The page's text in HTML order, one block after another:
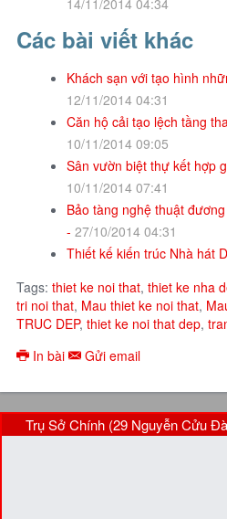
14/11/2014 04:34
Các bài viết khác
Khách sạn với tạo hình
12/11/2014 04:31
Căn hộ cải tạo lệch tầng
10/11/2014 09:05
Sân vườn biệt thự kết hợp
10/11/2014 07:41
Bảo tàng nghệ thuật
- 27/10/2014 04:31
Thiết kế kiến trúc Nhà hát
Tags: thiet ke noi that, thiet ke nha
tri noi that, Mau thiet ke noi that,
TRUC DEP, thiet ke noi that dep,
In bài
Gửi email
Trụ Sở Chính (29 Nguyễn Cửu